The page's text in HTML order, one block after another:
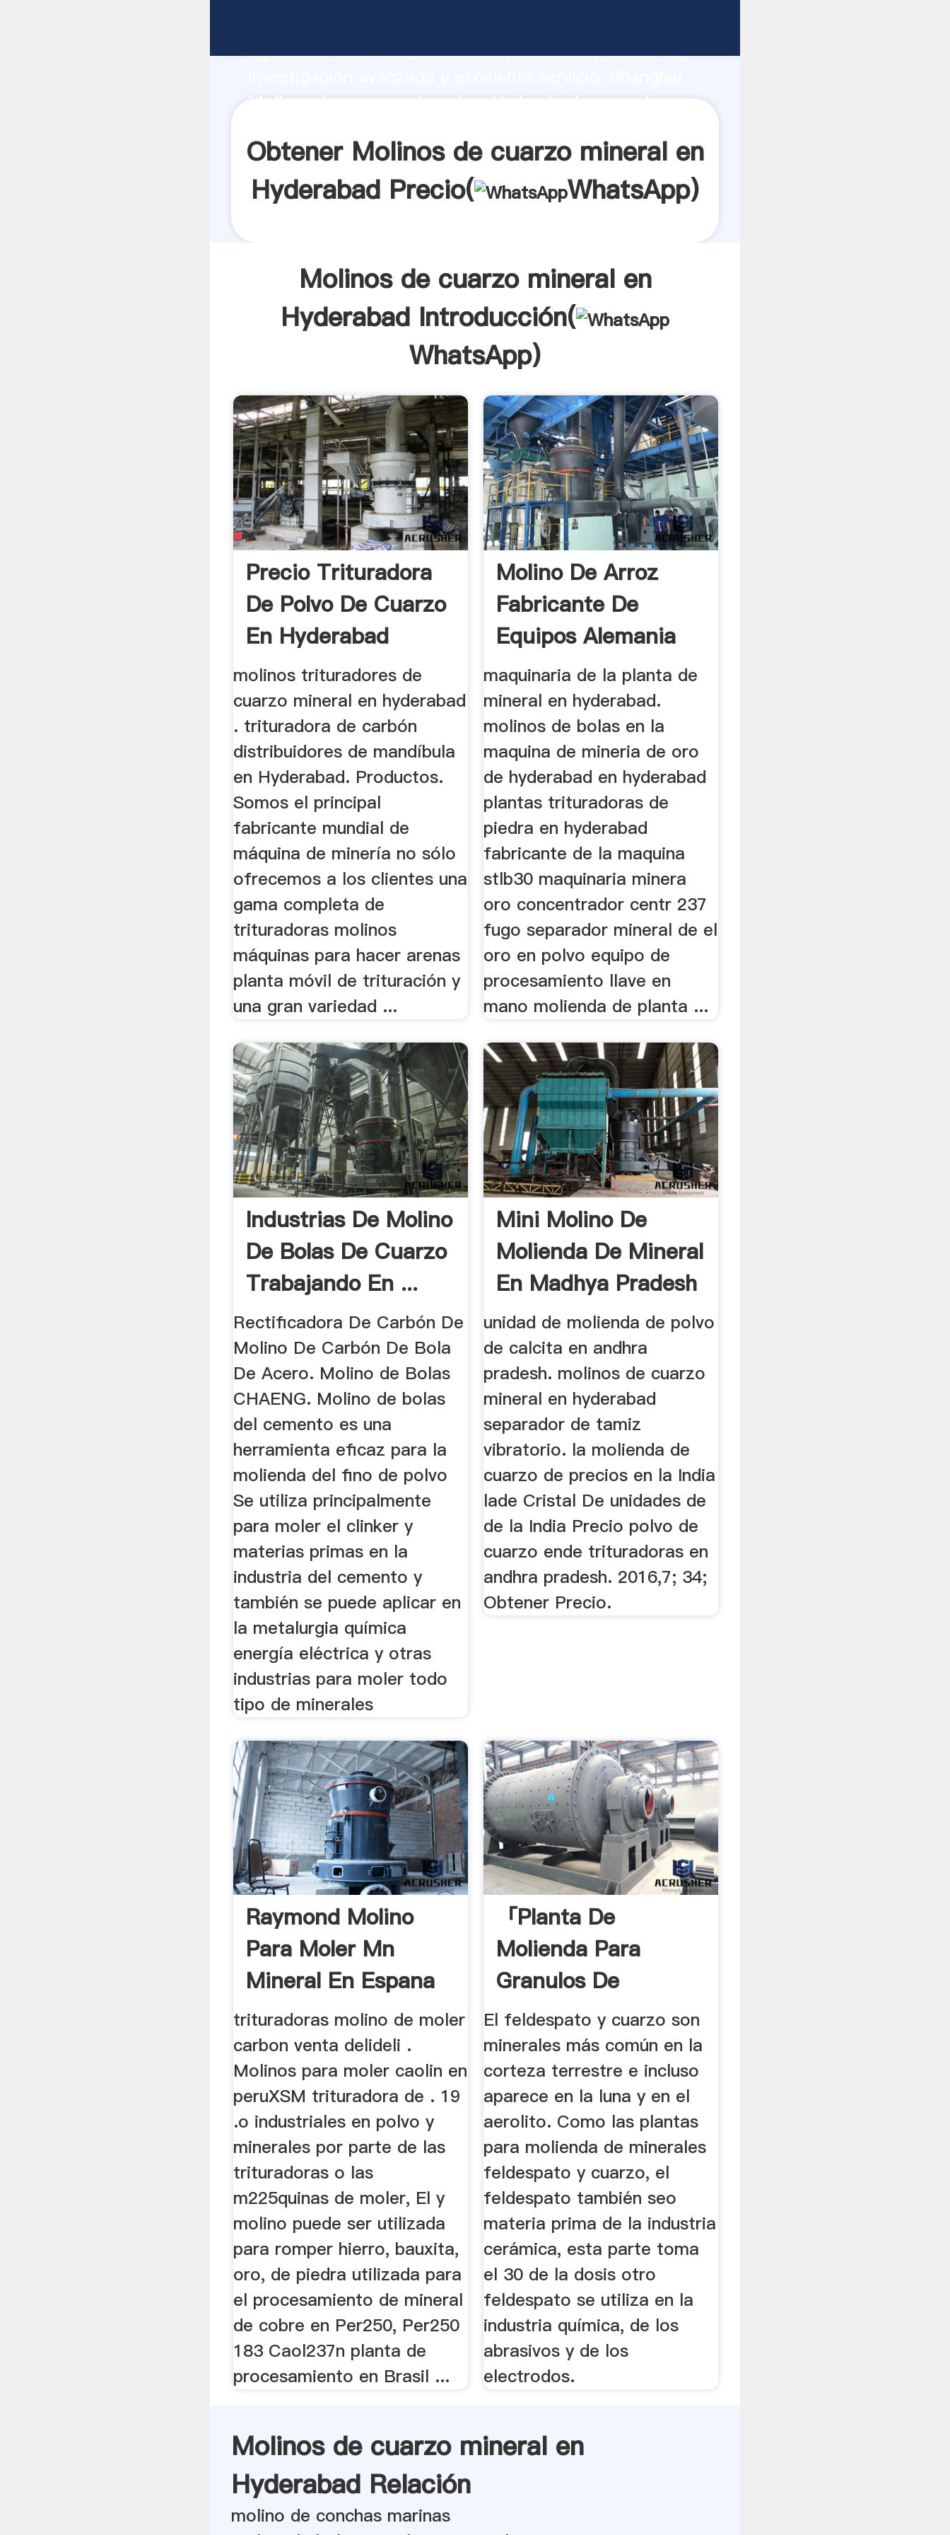
Agarrando fuerte capacidad de producción, fuerza de
Molinos de cuarzo mineral en Hyderabad proveedor
Obtener Molinos de cuarzo mineral en
Hyderabad Precio(
WhatsApp)
Molinos de cuarzo mineral en
Hyderabad Introducción(
WhatsApp)
Precio Trituradora
De Polvo De Cuarzo
En Hyderabad
molinos trituradores de
cuarzo mineral en hyderabad
. trituradora de carbón
distribuidores de mandíbula
en Hyderabad. Productos.
Somos el principal
fabricante mundial de
máquina de minería no sólo
ofrecemos a los clientes una
gama completa de
trituradoras molinos
máquinas para hacer arenas
planta móvil de trituración y
una gran variedad ...
Molino De Arroz
Fabricante De
Equipos Alemania
Hyderabad
maquinaria de la planta de
mineral en hyderabad.
molinos de bolas en la
maquina de mineria de oro
de hyderabad en hyderabad
plantas trituradoras de
piedra en hyderabad
fabricante de la maquina
stlb30 maquinaria minera
oro concentrador centr 237
fugo separador mineral de el
oro en polvo equipo de
procesamiento llave en
mano molienda de planta ...
Industrias De Molino
De Bolas De Cuarzo
Trabajando En ...
Rectificadora De Carbón De
Molino De Carbón De Bola
De Acero. Molino de Bolas
CHAENG. Molino de bolas
del cemento es una
herramienta eficaz para la
molienda del fino de polvo
Se utiliza principalmente
para moler el clinker y
materias primas en la
industria del cemento y
también se puede aplicar en
la metalurgia química
energía eléctrica y otras
industrias para moler todo
tipo de minerales
Mini Molino De
Molienda De Mineral
En Madhya Pradesh
unidad de molienda de polvo
de calcita en andhra
pradesh. molinos de cuarzo
mineral en hyderabad
separador de tamiz
vibratorio. la molienda de
cuarzo de precios en la India
lade Cristal De unidades de
de la India Precio polvo de
cuarzo ende trituradoras en
andhra pradesh. 2016,7; 34;
Obtener Precio.
Raymond Molino
Para Moler Mn
Mineral En Espana
trituradoras molino de moler
carbon venta delideli .
Molinos para moler caolin en
peruXSM trituradora de . 19
.o industriales en polvo y
minerales por parte de las
trituradoras o las
m225quinas de moler, El y
molino puede ser utilizada
para romper hierro, bauxita,
oro, de piedra utilizada para
el procesamiento de mineral
de cobre en Per250, Per250
183 Caol237n planta de
procesamiento en Brasil ...
「planta De
Molienda Para
Granulos De
Cuarzo」
El feldespato y cuarzo son
minerales más común en la
corteza terrestre e incluso
aparece en la luna y en el
aerolito. Como las plantas
para molienda de minerales
feldespato y cuarzo, el
feldespato también seo
materia prima de la industria
cerámica, esta parte toma
el 30 de la dosis otro
feldespato se utiliza en la
industria química, de los
abrasivos y de los
electrodos.
Molinos de cuarzo mineral en
Hyderabad Relación
molino de conchas marinas